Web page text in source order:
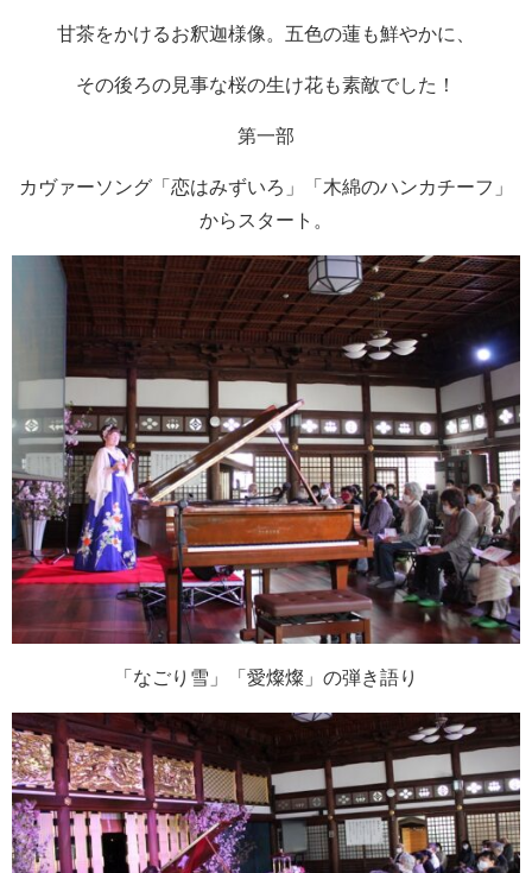
甘茶をかけるお釈迦様像。五色の蓮も鮮やかに、
その後ろの見事な桜の生け花も素敵でした！
第一部
カヴァーソング「恋はみずいろ」「木綿のハンカチーフ」
からスタート。
「なごり雪」「愛燦燦」の弾き語り